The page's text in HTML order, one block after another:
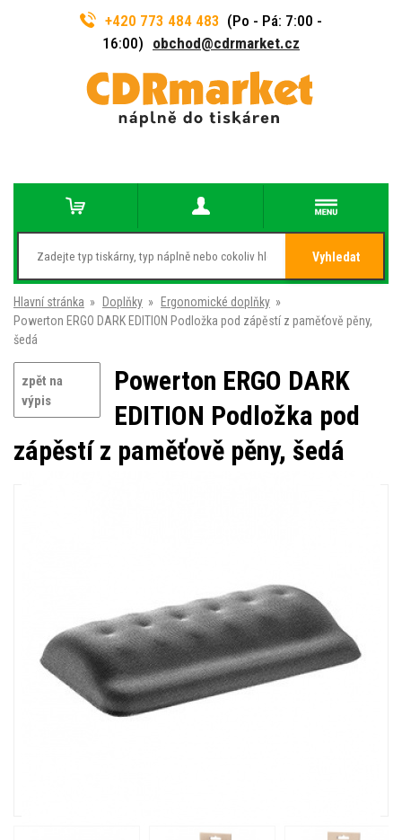
+420 773 484 483 (Po - Pá: 7:00 -
16:00) obchod@cdrmarket.cz
Vyhledat
Hlavní stránka » Doplňky » Ergonomické doplňky »
Powerton ERGO DARK EDITION Podložka pod zápěstí z paměťově pěny,
šedá
zpět na
výpis
Powerton ERGO DARK
EDITION Podložka pod
zápěstí z paměťově pěny, šedá